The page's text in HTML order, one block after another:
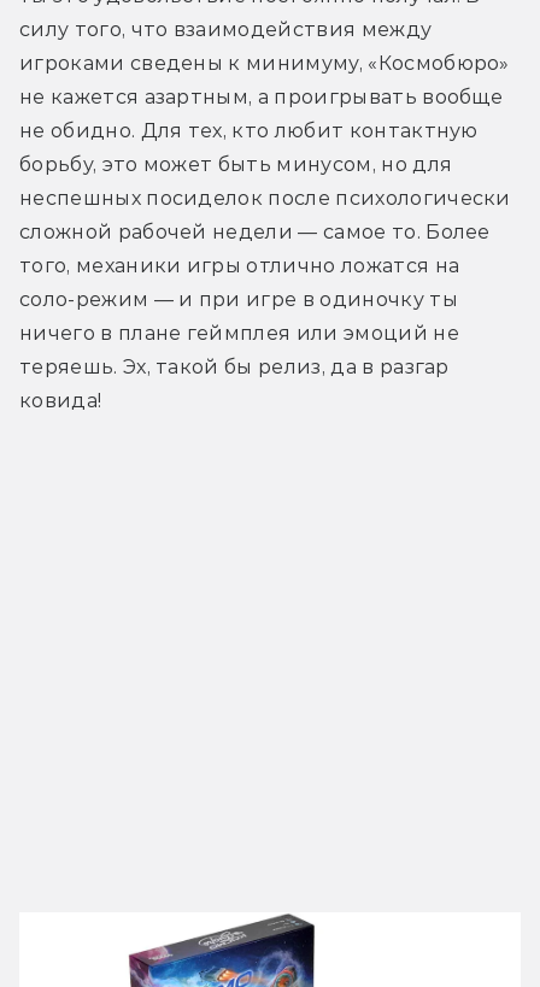
силу того, что взаимодействия между
игроками сведены к минимуму, «Космобюро»
не кажется азартным, а проигрывать вообще
не обидно. Для тех, кто любит контактную
борьбу, это может быть минусом, но для
неспешных посиделок после психологически
сложной рабочей недели — самое то. Более
того, механики игры отлично ложатся на
соло-режим — и при игре в одиночку ты
ничего в плане геймплея или эмоций не
теряешь. Эх, такой бы релиз, да в разгар
ковида!